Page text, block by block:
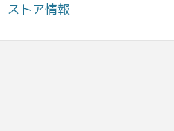
ストア情報